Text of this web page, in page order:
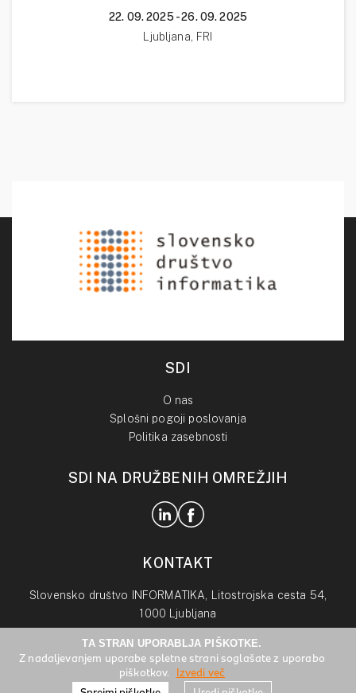
22. 09. 2025 - 26. 09. 2025
Ljubljana, FRI
SDI
O nas
Splošni pogoji poslovanja
Politika zasebnosti
SDI NA DRUŽBENIH OMREŽJIH
KONTAKT
Slovensko društvo INFORMATIKA, Litostrojska cesta 54,
1000 Ljubljana
info@drustvo-informatika.si
TA STRAN UPORABLJA PIŠKOTKE.
Z nadaljevanjem uporabe spletne strani soglašate z uporabo
piškotkov.
Izvedi več